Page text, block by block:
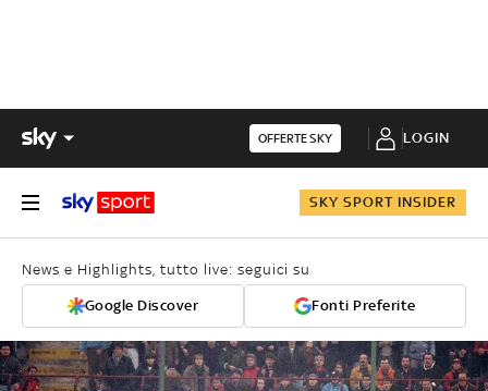
OFFERTE SKY LOGIN
SKY SPORT INSIDER
News e Highlights, tutto live: seguici su
Google Discover Fonti Preferite